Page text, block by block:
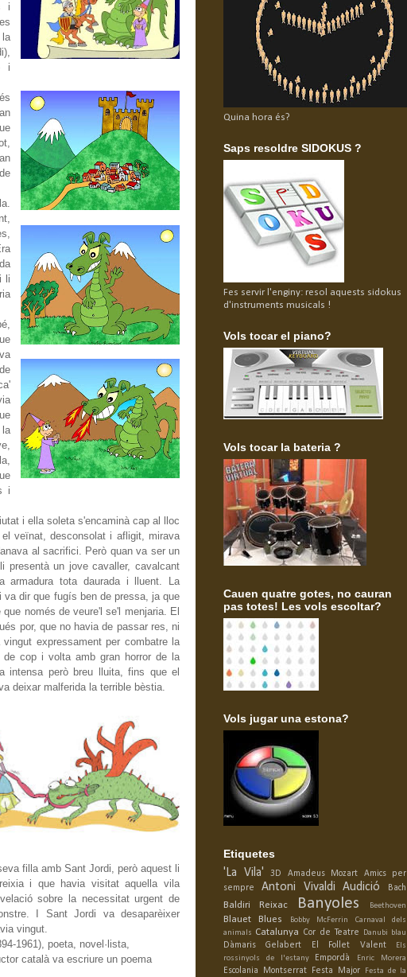
i
la
i
li
la
i
i ella soleta s'encaminà cap al lloc
veïnat, desconsolat i afligit, mirava
al sacrifici. Però quan va ser un
presentà un jove cavaller, cavalcant
armadura tota daurada i lluent. La
va dir que fugís ben de pressa, ja que
només de veure'l se'l menjaria. El
por, que no havia de passar res, ni
expressament per combatre la
cop i volta amb gran horror de la
intensa però breu lluita, fins que el
deixar malferida la terrible bèstia.
filla amb Sant Jordi, però aquest li
i que havia visitat aquella vila
sobre la necessitat urgent de
I Sant Jordi va desaparèixer
vingut.
1961), poeta, novel·lista,
català va escriure un poema
Quina hora és?
Saps resoldre SIDOKUS ?
Fes servir l'enginy: resol aquests sidokus
d'instruments musicals !
Vols tocar el piano?
Vols tocar la bateria ?
Cauen quatre gotes, no cauran
pas totes! Les vols escoltar?
Vols jugar una estona?
Etiquetes
'La Vila'
3D Amadeus Mozart
Amics per
sempre
Antoni Vivaldi Audició Bach
Baldiri Reixac Banyoles Beethoven
Blauet Blues Bobby McFerrin
Carnaval dels
animals Catalunya Cor de Teatre Danubi blau
Dàmaris Gelabert El Follet Valent
Els
rossinyols de l'estany
Empordà Enric Morera
Escolania Montserrat Festa Major
Festa de la